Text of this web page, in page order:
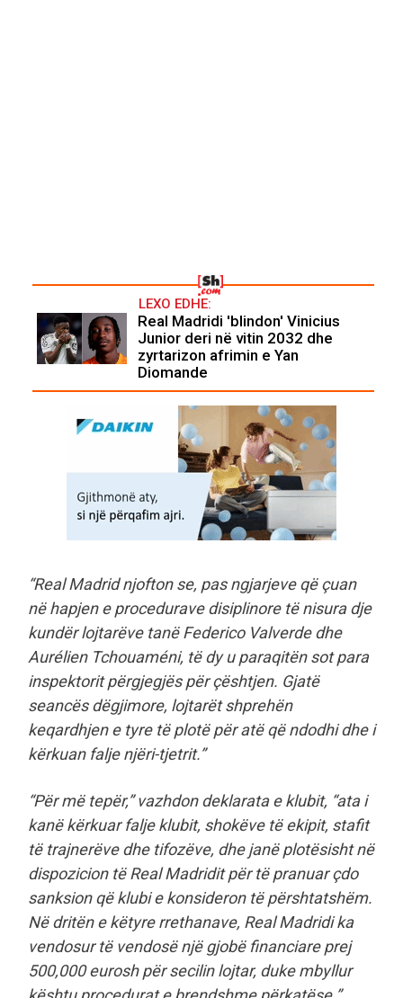
LEXO EDHE:
Real Madridi 'blindon' Vinicius
Junior deri në vitin 2032 dhe
zyrtarizon afrimin e Yan
Diomande
“Real Madrid njofton se, pas ngjarjeve që çuan
në hapjen e procedurave disiplinore të nisura dje
kundër lojtarëve tanë Federico Valverde dhe
Aurélien Tchouaméni, të dy u paraqitën sot para
inspektorit përgjegjës për çështjen. Gjatë
seancës dëgjimore, lojtarët shprehën
keqardhjen e tyre të plotë për atë që ndodhi dhe i
kërkuan falje njëri-tjetrit.”
“Për më tepër,” vazhdon deklarata e klubit, “ata i
kanë kërkuar falje klubit, shokëve të ekipit, stafit
të trajnerëve dhe tifozëve, dhe janë plotësisht në
dispozicion të Real Madridit për të pranuar çdo
sanksion që klubi e konsideron të përshtatshëm.
Në dritën e këtyre rrethanave, Real Madridi ka
vendosur të vendosë një gjobë financiare prej
500,000 eurosh për secilin lojtar, duke mbyllur